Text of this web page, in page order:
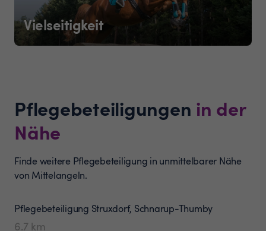
Vielseitigkeit
Pflegebeteiligungen in der
Nähe
Finde weitere Pflegebeteiligung in unmittelbarer Nähe
von Mittelangeln.
Pflegebeteiligung Struxdorf, Schnarup-Thumby
6.7 km